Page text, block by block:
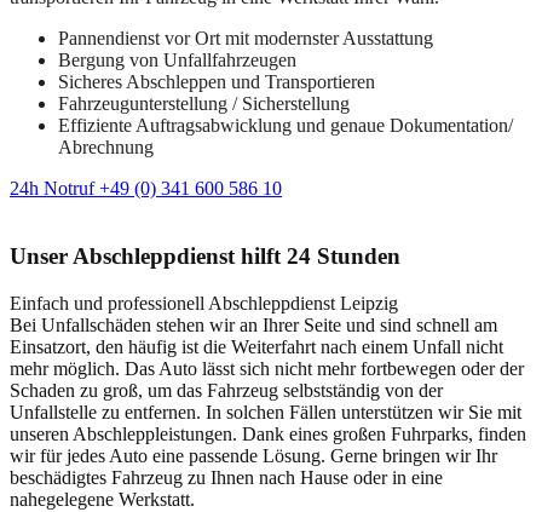
Pannendienst vor Ort mit modernster Ausstattung
Bergung von Unfallfahrzeugen
Sicheres Abschleppen und Transportieren
Fahrzeugunterstellung / Sicherstellung
Effiziente Auftragsabwicklung und genaue Dokumentation/
Abrechnung
24h Notruf +49 (0) 341 600 586 10
Unser Abschleppdienst hilft 24 Stunden
Einfach und professionell Abschleppdienst Leipzig
Bei Unfallschäden stehen wir an Ihrer Seite und sind schnell am
Einsatzort, den häufig ist die Weiterfahrt nach einem Unfall nicht
mehr möglich. Das Auto lässt sich nicht mehr fortbewegen oder der
Schaden zu groß, um das Fahrzeug selbstständig von der
Unfallstelle zu entfernen. In solchen Fällen unterstützen wir Sie mit
unseren Abschleppleistungen. Dank eines großen Fuhrparks, finden
wir für jedes Auto eine passende Lösung. Gerne bringen wir Ihr
beschädigtes Fahrzeug zu Ihnen nach Hause oder in eine
nahegelegene Werkstatt.